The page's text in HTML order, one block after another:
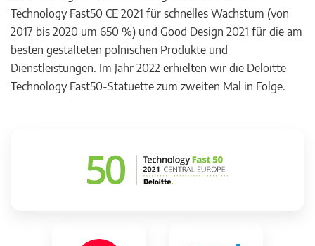
Technology Fast50 CE 2021 für schnelles Wachstum (von
2017 bis 2020 um 650 %) und Good Design 2021 für die am
besten gestalteten polnischen Produkte und
Dienstleistungen. Im Jahr 2022 erhielten wir die Deloitte
Technology Fast50-Statuette zum zweiten Mal in Folge.